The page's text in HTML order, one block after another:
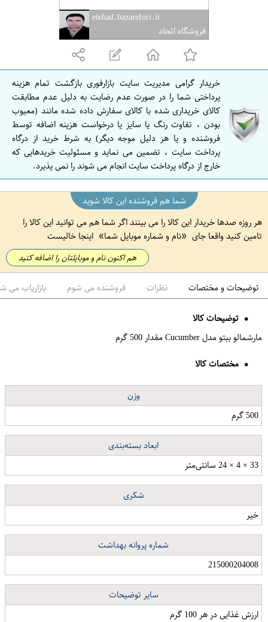
ص
ف
ه
ا
ن
ا
ص
ف
ه
ا
ن
etehad.bazarefori.ir
فروشگاه اتحاد
خریدار گرامی مدیریت سایت بازارفوری بازگشت تمام هزینه
پرداختی شما را در صورت عدم رضایت به دلیل عدم مطابقت
کالای خریداری شده با کالای سفارش داده شده مانند (معیوب
بودن ، تفاوت رنگ یا سایز یا درخواست هزینه اضافه توسط
فروشنده و یا هر دلیل موجه دیگر) به شرط خرید از درگاه
پرداخت سایت ، تضمین می نماید و مسئولیت خریدهایی که
خارج از درگاه پرداخت سایت انجام می شوند را نمی پذیرد.
شما هم فروشنده این کالا شوید
هر روزه صدها خریدار این کالا را می بینند اگر شما هم می توانید این کالا را
تامین کنید واقعا جای
نام و شماره موبایل شما اینجا خالیست
هم اکنون نام و موبایلتان را اضافه کنید
توضیحات و مختصات نظرات فروشنده می شوم بازاریاب می
توضیحات کالا
مارشمالو ببتو مدل Cucumber مقدار 500 گرم
مختصات کالا
وزن
500 گرم
ابعاد بسته‌بندی
33 × 4 × 24 سانتی‌متر
شکری
خیر
شماره پروانه بهداشت
215000204008
سایر توضیحات
ارزش غذایی در هر 100 گرم